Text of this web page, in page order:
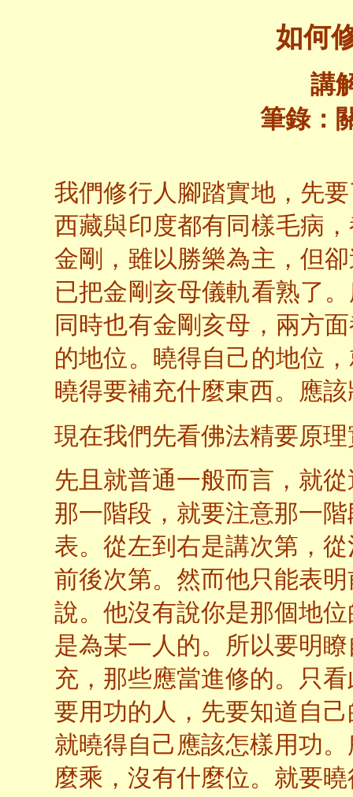
如何
講
筆錄：
我們修行人腳踏實地，先
西藏與印度都有同樣毛病
金剛，雖以勝樂為主，但
已把金剛亥母儀軌看熟了
同時也有金剛亥母，兩方
的地位。曉得自己的地位
曉得要補充什麼東西。應
現在我們先看佛法精要原
先且就普通一般而言，就
那一階段，就要注意那一
表。從左到右是講次第，
前後次第。然而他只能表
說。他沒有說你是那個地
是為某一人的。所以要明
充，那些應當進修的。只
要用功的人，先要知道自
就曉得自己應該怎樣用功
麼乘，沒有什麼位。就要